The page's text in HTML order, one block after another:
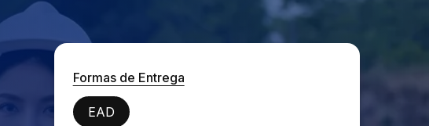
Formas de Entrega
EAD